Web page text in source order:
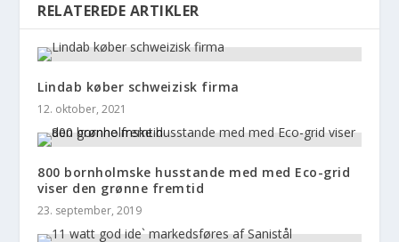
RELATEREDE ARTIKLER
Lindab køber schweizisk firma
12. oktober, 2021
800 bornholmske husstande med med Eco-grid
viser den grønne fremtid
23. september, 2019